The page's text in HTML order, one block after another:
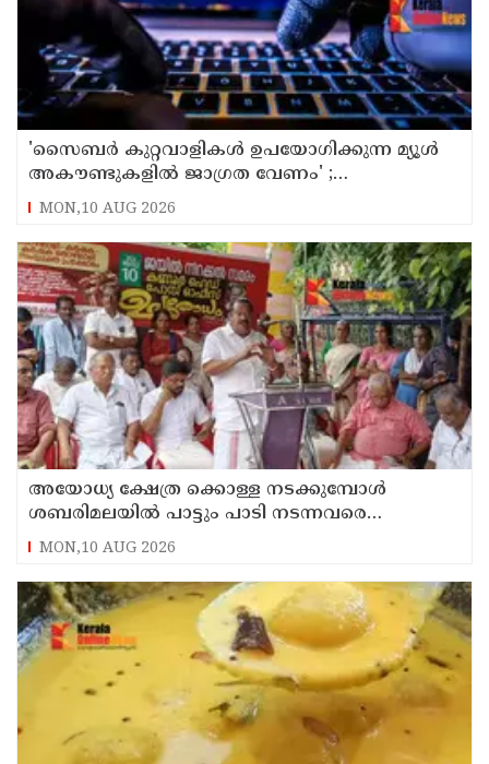
'സൈബര്‍ കുറ്റവാളികള്‍ ഉപയോഗിക്കുന്ന മ്യൂള്‍
അകൗണ്ടുകളില്‍ ജാഗ്രത വേണം' ;
നിര്‍ദേശവുമായി പൊലീസ്
MON,10 AUG 2026
അയോധ്യ ക്ഷേത്ര ക്കൊള്ള നടക്കുമ്പോൾ
ശബരിമലയിൽ പാട്ടും പാടി നടന്നവരെ
കാണാനില്ല ; ഇ.പി.ജയരാജൻ
MON,10 AUG 2026